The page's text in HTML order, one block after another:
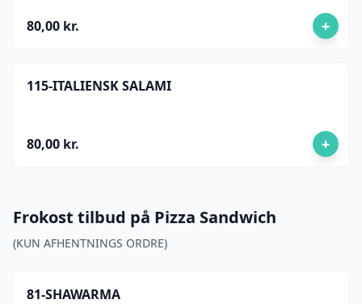
80,00 kr. +
115-ITALIENSK SALAMI
80,00 kr. +
Frokost tilbud på Pizza Sandwich
(KUN AFHENTNINGS ORDRE)
81-SHAWARMA